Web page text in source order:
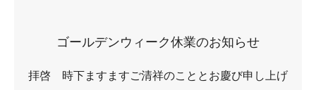
ゴールデンウィーク休業のお知らせ
拝啓 時下ますますご清祥のこととお慶び申し上げ